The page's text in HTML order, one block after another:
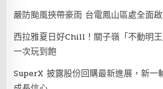
嚴防颱風挾帶豪雨 台電鳳山區處全面
西拉雅夏日好Chill！關子嶺「不動明
一次玩到飽
SuperX 披露股份回購最新進展，新一